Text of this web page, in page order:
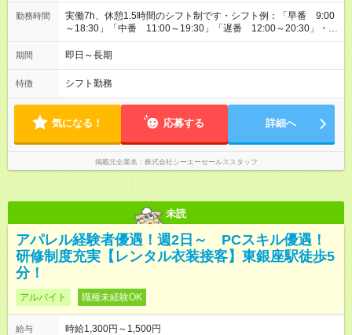
勤務時間
実働7h、休憩1.5時間のシフト制です・シフト例：「早番 9:00
～18:30」「中番 11:00～19:30」「遅番 12:00～20:30」・店
舗によって異なりますがこちらを参考にして下さい。・お友達
紹介で現金GET！！ご紹介者の方がご勤務して頂いた場合、双
期間 即日～長期
特徴 シフト勤務
気になる！ 応募する 詳細へ
掲載元企業名 株式会社シーエーセールススタッフ
未読
アパレル経験者優遇！週2日～ PCスキル優遇！
研修制度充実【レンタル衣装接客】東銀座駅徒歩5
分！
アルバイト 職種未経験OK
給与
時給1,300円～1,500円